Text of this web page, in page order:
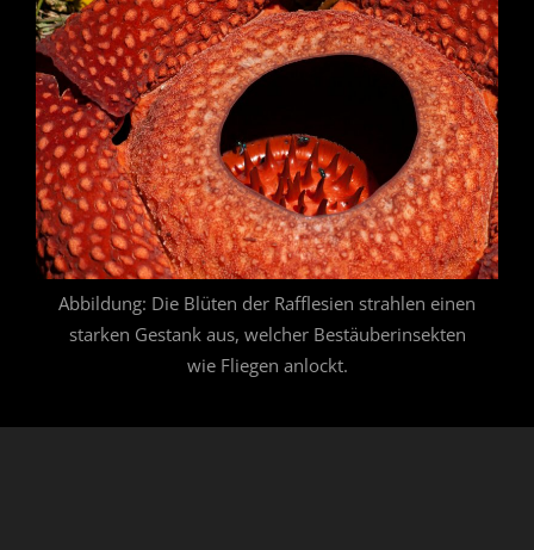
Abbildung: Die Blüten der Rafflesien strahlen einen
starken Gestank aus, welcher Bestäuberinsekten
wie Fliegen anlockt.